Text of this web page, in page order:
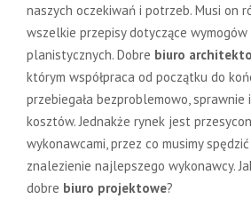
naszych oczekiwań i potrzeb. Musi on
wszelkie przepisy dotyczące
planistycznych. Dobre biuro
którym współpraca od początku do
przebiegała bezproblemowo,
kosztów. Jednakże rynek jest
wykonawcami, przez co musimy
znalezienie najlepszego wykonawcy.
dobre biuro projektowe?